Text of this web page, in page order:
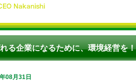
る企業になるために、環境経営を！
08月31日